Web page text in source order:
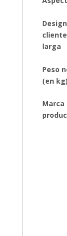
cliente
larga
Peso
(en kg)
Marca